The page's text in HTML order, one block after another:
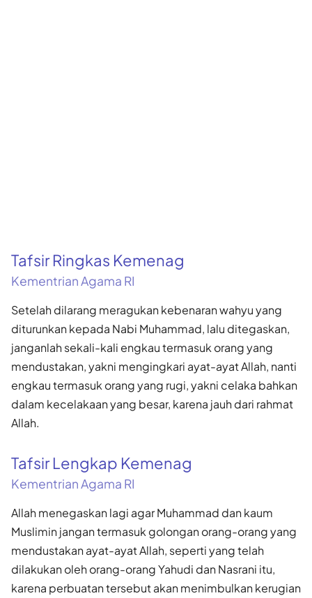
Tafsir Ringkas Kemenag
Kementrian Agama RI
Setelah dilarang meragukan kebenaran wahyu yang
diturunkan kepada Nabi Muhammad, lalu ditegaskan,
janganlah sekali-kali engkau termasuk orang yang
mendustakan, yakni mengingkari ayat-ayat Allah, nanti
engkau termasuk orang yang rugi, yakni celaka bahkan
dalam kecelakaan yang besar, karena jauh dari rahmat
Allah.
Tafsir Lengkap Kemenag
Kementrian Agama RI
Allah menegaskan lagi agar Muhammad dan kaum
Muslimin jangan termasuk golongan orang-orang yang
mendustakan ayat-ayat Allah, seperti yang telah
dilakukan oleh orang-orang Yahudi dan Nasrani itu,
karena perbuatan tersebut akan menimbulkan kerugian